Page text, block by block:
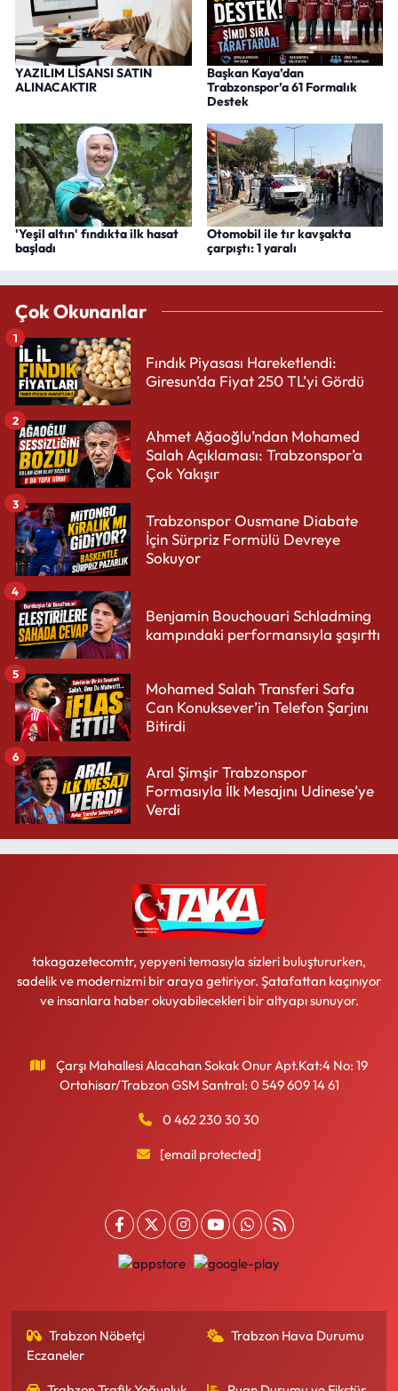
YAZILIM LİSANSI SATIN
ALINACAKTIR
Başkan Kaya’dan
Trabzonspor’a 61 Formalık
Destek
'Yeşil altın' fındıkta ilk hasat
başladı
Otomobil ile tır kavşakta
çarpıştı: 1 yaralı
Çok Okunanlar
Fındık Piyasası Hareketlendi:
Giresun’da Fiyat 250 TL’yi Gördü
1
Ahmet Ağaoğlu’ndan Mohamed
Salah Açıklaması: Trabzonspor’a
Çok Yakışır
2
Trabzonspor Ousmane Diabate
İçin Sürpriz Formülü Devreye
Sokuyor
3
Benjamin Bouchouari Schladming
kampındaki performansıyla şaşırttı
4
Mohamed Salah Transferi Safa
Can Konuksever’in Telefon Şarjını
Bitirdi
5
Aral Şimşir Trabzonspor
Formasıyla İlk Mesajını Udinese’ye
Verdi
6
takagazetecomtr, yepyeni temasıyla sizleri buluştururken,
sadelik ve modernizmi bir araya getiriyor. Şatafattan kaçınıyor
ve insanlara haber okuyabilecekleri bir altyapı sunuyor.
Çarşı Mahallesi Alacahan Sokak Onur Apt.Kat:4 No: 19
Ortahisar/Trabzon GSM Santral: 0 549 609 14 61
0 462 230 30 30
[email protected]
Trabzon Nöbetçi
Eczaneler
Trabzon Hava Durumu